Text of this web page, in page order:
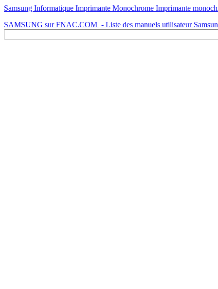
Samsung Informatique Imprimante Monochrome Imprimante
SAMSUNG sur FNAC.COM - Liste des manuels utilisateur